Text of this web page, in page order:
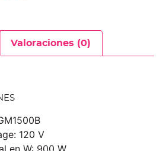
Valoraciones (0)
120 V
en W: 900 W